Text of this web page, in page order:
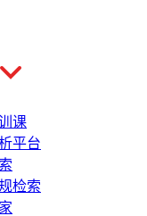
课
平台
检索